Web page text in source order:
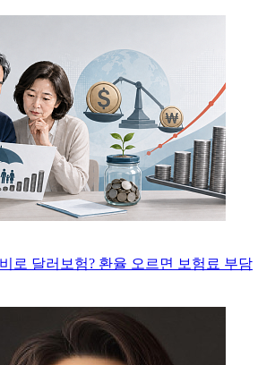
로 달러보험? 환율 오르면 보험료 부담